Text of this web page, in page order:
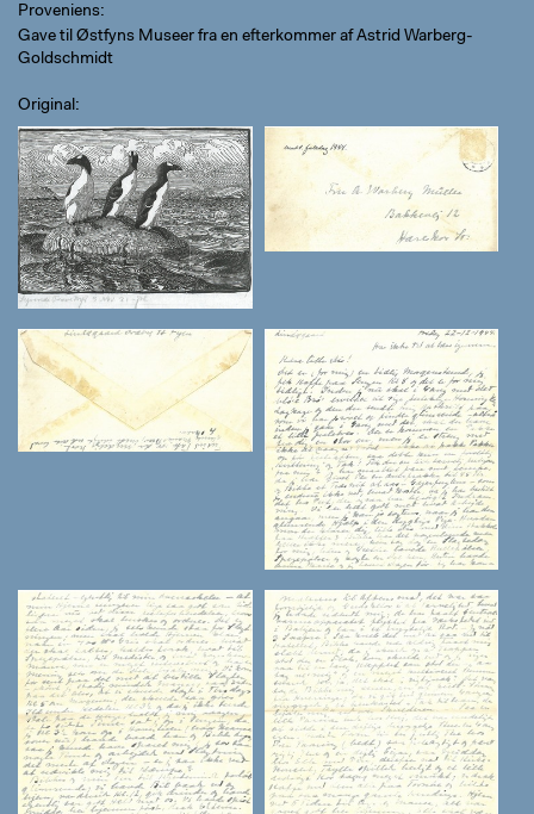
Proveniens
Gave til Østfyns Museer fra en efterkommer af Astrid Warberg-
Goldschmidt
Original